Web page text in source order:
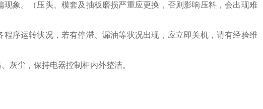
象。（压头、模套及抽板磨损严重应更换，否则影响压料，会出现难
序运转状况，若有停滞、漏油等状况出现，应立即关机，请有经验维
灰尘，保持电器控制柜内外整洁。